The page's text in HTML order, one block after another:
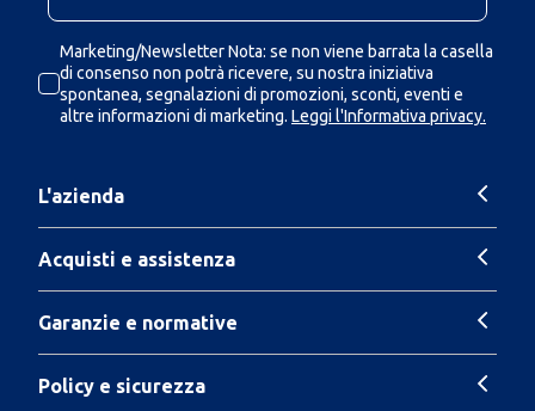
Marketing/Newsletter Nota: se non viene barrata la casella
di consenso non potrà ricevere, su nostra iniziativa
spontanea, segnalazioni di promozioni, sconti, eventi e
altre informazioni di marketing. Leggi l'Informativa privacy.
L'azienda
Acquisti e assistenza
Garanzie e normative
Policy e sicurezza